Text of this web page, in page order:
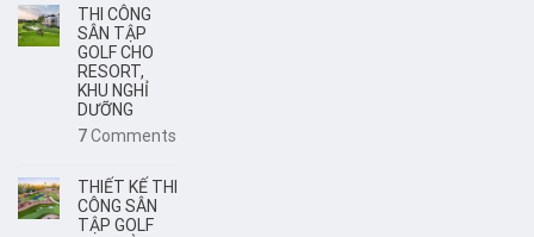
THI CÔNG
SÂN TẬP
GOLF CHO
RESORT,
KHU NGHỈ
DƯỠNG
7Comments
THIẾT KẾ THI
CÔNG SÂN
TẬP GOLF